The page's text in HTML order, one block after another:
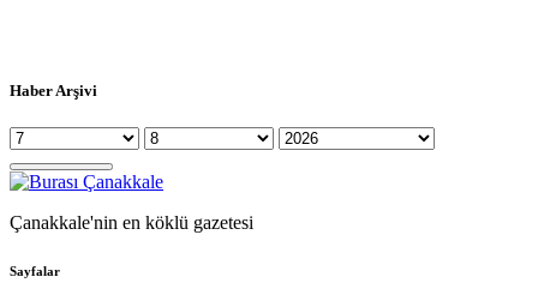
Haber Arşivi
Çanakkale'nin en köklü gazetesi
Sayfalar